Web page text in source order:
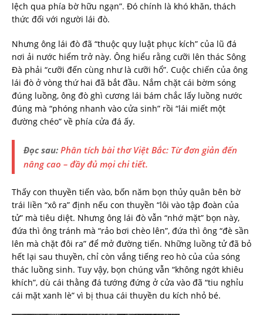
lệch qua phía bờ hữu ngạn”. Đó chính là khó khăn, thách
thức đối với người lái đò.
Nhưng ông lái đò đã “thuộc quy luật phục kích” của lũ đá
nơi ải nước hiểm trở này. Ông hiểu rằng cưỡi lên thác Sông
Đà phải “cưỡi đến cùng như là cưỡi hổ”. Cuộc chiến của ông
lái đò ở vòng thứ hai đã bắt đầu. Nắm chặt cái bờm sóng
đúng luồng, ông đò ghì cương lái bám chắc lấy luồng nước
đúng mà “phóng nhanh vào cửa sinh” rồi “lái miết một
đường chéo” về phía cửa đá ấy.
Đọc sau: Phân tích bài thơ Việt Bắc: Từ đơn giản đến
nâng cao – đầy đủ mọi chi tiết.
Thấy con thuyền tiến vào, bốn năm bọn thủy quân bên bờ
trái liền “xô ra” định nếu con thuyền “lôi vào tập đoàn của
tử” mà tiêu diệt. Nhưng ông lái đò vẫn “nhớ mặt” bọn này,
đứa thì ông tránh mà “rảo bơi chèo lên”, đứa thì ông “đè sần
lên mà chặt đôi ra” để mở đường tiến. Những luồng tử đã bỏ
hết lại sau thuyền, chỉ còn vắng tiếng reo hò của của sóng
thác luồng sinh. Tuy vậy, bọn chúng vẫn “không ngớt khiêu
khích”, dù cái thằng đá tướng đứng ở cửa vào đã “tiu nghỉu
cái mặt xanh lè” vì bị thua cái thuyền du kích nhỏ bé.